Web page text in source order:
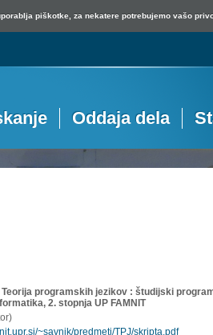
piškotke, za nekatere potrebujemo vašo
Oddaja dela
programskih jezikov : študijski
2. stopnja UP FAMNIT
)
~savnik/predmeti/TPJ/skripta.pdf